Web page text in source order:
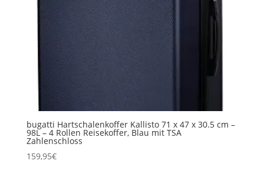
bugatti Hartschalenkoffer Kallisto 71 x 47 x 30.5 cm –
98L – 4 Rollen Reisekoffer, Blau mit TSA
Zahlenschloss
159,95€